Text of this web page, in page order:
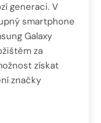
generaci. V
smartphone
Galaxy
za
získat
značky